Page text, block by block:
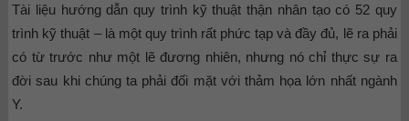
Tài liệu hướng dẫn quy trình kỹ thuật thận nhân tạo có 52 quy
trình kỹ thuật – là một quy trình rất phức tạp và đầy đủ, lẽ ra phải
có từ trước như một lẽ đương nhiên, nhưng nó chỉ thực sự ra
đời sau khi chúng ta phải đối mặt với thảm họa lớn nhất ngành
Y.